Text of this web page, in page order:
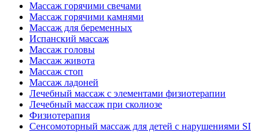
Массаж горячими свечами
Массаж горячими камнями
Массаж для беременных
Испанский массаж
Массаж головы
Массаж живота
Массаж стоп
Массаж ладоней
Лечебный массаж с элементами физиотерапии
Лечебный массаж при сколиозе
Физиотерапия
Сенсомоторный массаж для детей с нарушениями SI